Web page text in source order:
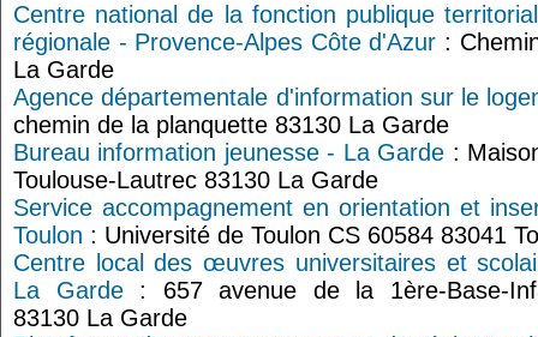
Centre national de la fonction publique
régionale - Provence-Alpes Côte d'Azur :
La Garde
Agence départementale d'information sur le
chemin de la planquette 83130 La Garde
Bureau information jeunesse - La Garde :
Toulouse-Lautrec 83130 La Garde
Service accompagnement en orientation et
Toulon : Université de Toulon CS 60584 83041
Centre local des œuvres universitaires et
La Garde: 657 avenue de la 1ère-Base-
83130 La Garde